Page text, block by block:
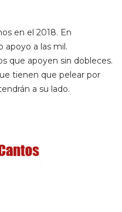
en el 2018. En
apoyo a las mil.
que apoyen sin dobleces.
tienen que pelear por
a su lado.